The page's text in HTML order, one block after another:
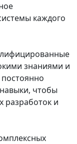
каждого
знаниями и
чтобы
разработок и